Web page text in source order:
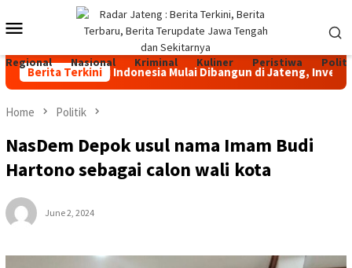
to
Mobile
Menu
Regional Nasional Kriminal Kuliner Peristiwa
Berita Terkini
Terbesar di Indonesia Mulai Dibangun di Jateng, Investasi
Home Politik
NasDem Depok usul nama Imam Budi
Hartono sebagai calon wali kota
June 2, 2024